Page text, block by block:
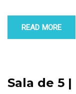
READ MORE
Sala de 5